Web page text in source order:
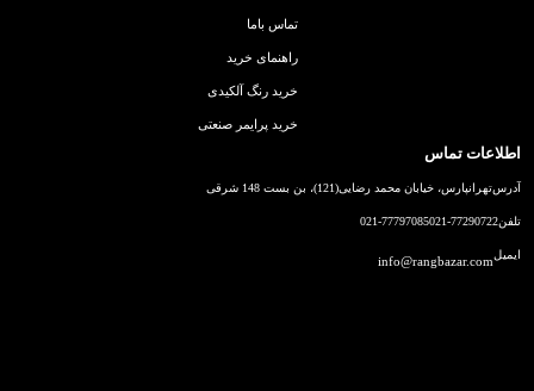
تماس باما
راهنمای خرید
خرید رنگ آلکیدی
خرید پرایمر صنعتی
اطلاعات تماس
آدرستهرانپارس، خیابان محمد رضایی(121)، بن بست 148 شرقی
تلفن021-77290722
021-77797085
ایمیلinfo@rangbazar.com